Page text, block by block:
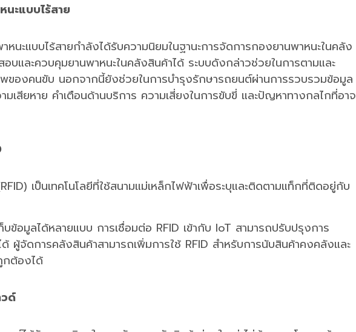
นะแบบไร้สาย
หนะแบบไร้สายกำลังได้รับความนิยมในฐานะการจัดการกองยานพาหนะในคลัง
บและควบคุมยานพาหนะในคลังสินค้าได้ ระบบดังกล่าวช่วยในการตามและ
ของคนขับ นอกจากนี้ยังช่วยในการบำรุงรักษารถยนต์ผ่านการรวบรวมข้อมูล
มเสียหาย คำเตือนด้านบริการ ความเสี่ยงในการขับขี่ และปัญหาทางกลไกที่อาจ
เป็นเทคโนโลยีที่ใช้สนามแม่เหล็กไฟฟ้าเพื่อระบุและติดตามแท็กที่ติดอยู่กับ
บข้อมูลได้หลายแบบ การเชื่อมต่อ RFID เข้ากับ IoT สามารถปรับปรุงการ
ผู้จัดการคลังสินค้าสามารถเพิ่มการใช้ RFID สำหรับการนับสินค้าคงคลังและ
กต้องได้
ด์